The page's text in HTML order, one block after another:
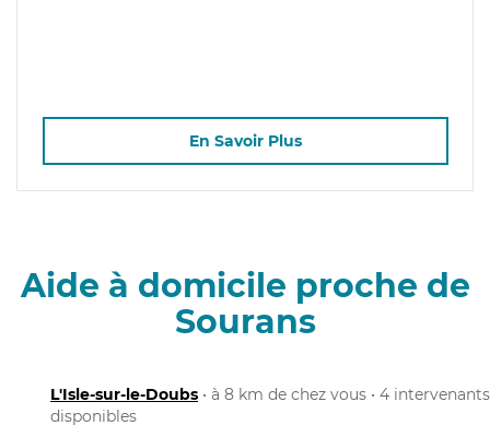
En Savoir Plus
Aide à domicile proche de
Sourans
L'Isle-sur-le-Doubs • à 8 km de chez vous • 4 intervenants
disponibles